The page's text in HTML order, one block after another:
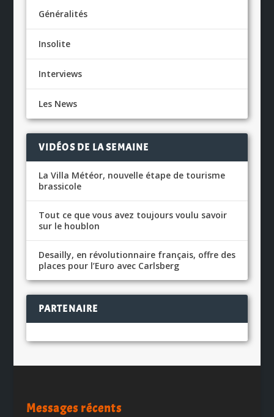
Généralités
Insolite
Interviews
Les News
VIDÉOS DE LA SEMAINE
La Villa Météor, nouvelle étape de tourisme
brassicole
Tout ce que vous avez toujours voulu savoir
sur le houblon
Desailly, en révolutionnaire français, offre des
places pour l’Euro avec Carlsberg
PARTENAIRE
Messages récents